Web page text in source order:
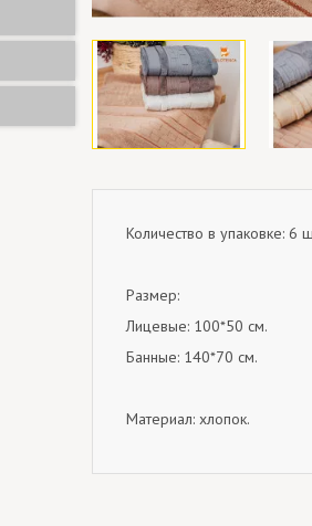
Количество в упаковке: 6
Размер:
Лицевые: 100*50 см.
Банные: 140*70 см.
Материал: хлопок.